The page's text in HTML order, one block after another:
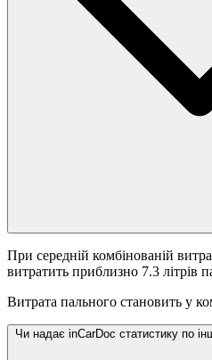
При середній комбінованій
витратить приблизно 7.3 літрів
Витрата пального становить у
Чи надає inCarDoc статистику по